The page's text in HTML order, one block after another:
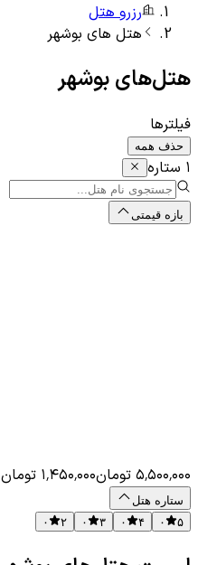
رزرو هتل
هتل های بوشهر
هتل‌هایبوشهر
فیلترها
حذف همه
۱ ستاره
بازه قیمتی
۵٬۵۰۰٬۰۰۰ تومان۱٬۴۵۰٬۰۰۰ تومان
ستاره هتل
۵
۰ ۴ ۰ ۳ ۰ ۲ ۰